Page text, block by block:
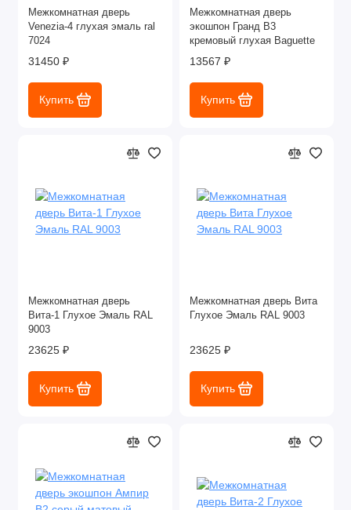
Межкомнатная дверь
Venezia-4 глухая эмаль ral
7024
31450 ₽
Купить
Межкомнатная дверь
экошпон Гранд В3
кремовый глухая Baguette
13567 ₽
Купить
Межкомнатная дверь
Вита-1 Глухое Эмаль RAL
9003
23625 ₽
Купить
Межкомнатная дверь Вита
Глухое Эмаль RAL 9003
23625 ₽
Купить